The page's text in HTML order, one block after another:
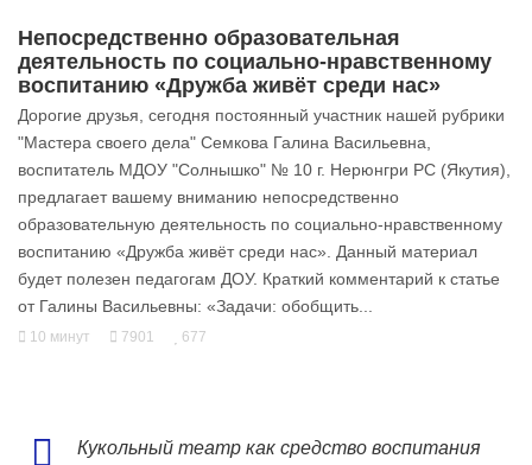
Непосредственно образовательная
деятельность по социально-нравственному
воспитанию «Дружба живёт среди нас»
Дорогие друзья, сегодня постоянный участник нашей рубрики
"Мастера своего дела" Семкова Галина Васильевна,
воспитатель МДОУ "Солнышко" № 10 г. Нерюнгри РС (Якутия),
предлагает вашему вниманию непосредственно
образовательную деятельность по социально-нравственному
воспитанию «Дружба живёт среди нас». Данный материал
будет полезен педагогам ДОУ. Краткий комментарий к статье
от Галины Васильевны: «Задачи: обобщить...
10 минут 7901 677
Кукольный театр как средство воспитания